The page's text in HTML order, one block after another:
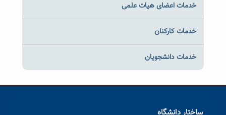
خدمات اعضای هیات علمی
خدمات کارکنان
خدمات دانشجویان